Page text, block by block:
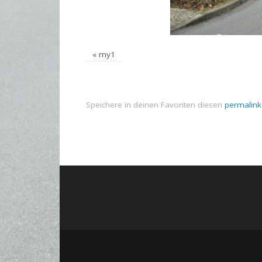
« my1
Speichere in deinen Favoriten diesen permalink